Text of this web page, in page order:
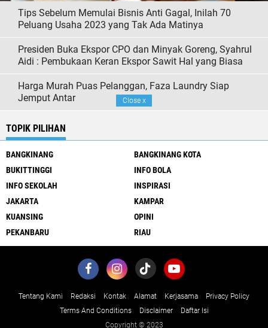
Tips Sebelum Memulai Bisnis Anti Gagal, Inilah 70
Peluang Usaha 2023 yang Tak Ada Matinya
Presiden Buka Ekspor CPO dan Minyak Goreng, Syahrul
Aidi : Pembukaan Keran Ekspor Sawit Hal yang Biasa
Harga Murah Puas Pelanggan, Faza Laundry Siap
Jemput Antar
TOPIK PILIHAN
BANGKINANG
BANGKINANG KOTA
BUKITTINGGI
INFO BOLA
INFO SEKOLAH
INSPIRASI
JAKARTA
KAMPAR
KUANSING
OPINI
PEKANBARU
RIAU
Tentang Kami Redaksi Kontak Alamat Kerjasama
Privacy Policy
Terms And Conditions
Disclaimer
Daftar Isi
Copyright © 2023
Close x